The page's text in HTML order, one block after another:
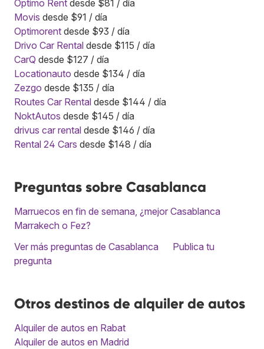
Optimo Rent desde $81 / día
Movis desde $91 / día
Optimorent desde $93 / día
Drivo Car Rental desde $115 / día
CarQ desde $127 / día
Locationauto desde $134 / día
Zezgo desde $135 / día
Routes Car Rental desde $144 / día
NoktAutos desde $145 / día
drivus car rental desde $146 / día
Rental 24 Cars desde $148 / día
Preguntas sobre Casablanca
Marruecos en fin de semana, ¿mejor Casablanca
Marrakech o Fez?
Ver más preguntas de Casablanca
Publica tu
pregunta
Otros destinos de alquiler de autos
Alquiler de autos en Rabat
Alquiler de autos en Madrid